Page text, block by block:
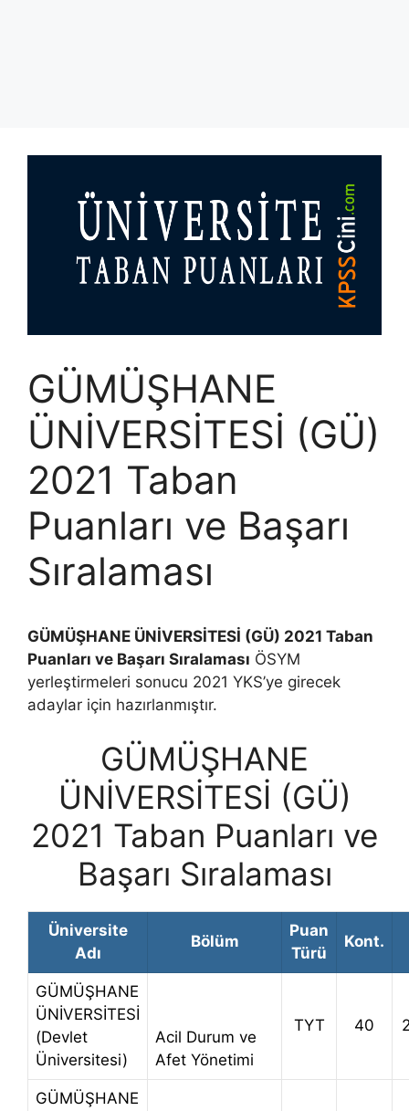
GÜMÜŞHANE
ÜNİVERSİTESİ (GÜ)
2021 Taban
Puanları ve Başarı
Sıralaması
GÜMÜŞHANE ÜNİVERSİTESİ (GÜ) 2021 Taban
Puanları ve Başarı Sıralaması ÖSYM
yerleştirmeleri sonucu 2021 YKS’ye girecek
adaylar için hazırlanmıştır.
GÜMÜŞHANE
ÜNİVERSİTESİ (GÜ)
2021 Taban Puanları ve
Başarı Sıralaması
Üniversite
Adı
Bölüm
Puan
Türü
Kont.
GÜMÜŞHANE
ÜNİVERSİTESİ
(Devlet
Üniversitesi)
Acil Durum ve
Afet Yönetimi
TYT 40
GÜMÜŞHANE